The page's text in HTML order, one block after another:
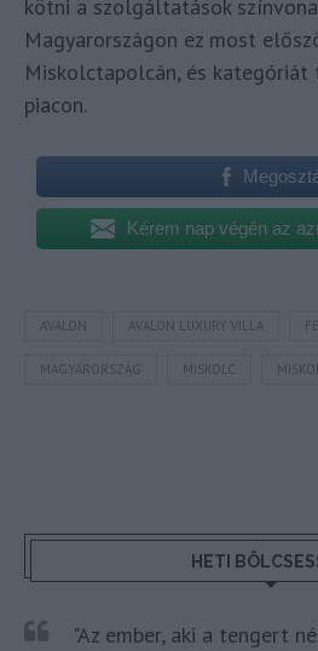
kötni a szolgáltatások
Magyarországon ez most
Miskolctapolcán, és kategóriát
piacon.
Kérem nap végén az
AVALON AVALON LUXURY VILLA
MAGYARORSZÁG MISKOLC
HETI
"Az ember, aki a tengert